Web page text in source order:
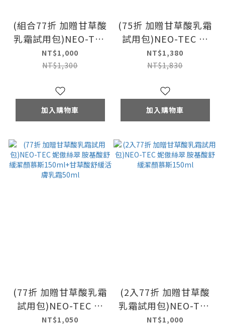
(組合77折 加贈甘草酸
乳霜試用包)NEO-TEC
妮傲絲翠 胺基酸舒緩
潔顏慕斯150ml+水楊
NT$1,000
NT$1,300
加入購物車
(75折 加贈甘草酸乳霜
試用包)NEO-TEC 妮
傲絲翠 胺基酸舒緩潔
顏慕斯150ml+葡聚醣
250ml
NT$1,380
NT$1,830
加入購物車
(77折 加贈甘草酸乳霜
試用包)NEO-TEC 妮
傲絲翠 胺基酸舒緩潔
NT$1,050
(2入77折 加贈甘草酸
乳霜試用包)NEO-TEC
妮傲絲翠 胺基酸舒緩
NT$1,000